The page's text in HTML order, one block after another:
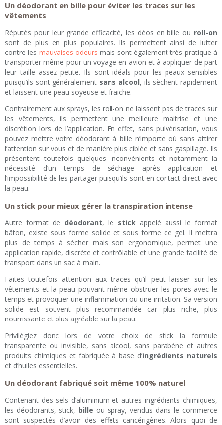
Un déodorant en bille pour éviter les traces sur les
vêtements
Réputés pour leur grande efficacité, les déos en bille ou roll-on
sont de plus en plus populaires. Ils permettent ainsi de lutter
contre les mauvaises odeurs mais sont également très pratique à
transporter même pour un voyage en avion et à appliquer de part
leur taille assez petite. Ils sont idéals pour les peaux sensibles
puisqu’ils sont généralement sans alcool, ils sèchent rapidement
et laissent une peau soyeuse et fraiche.
Contrairement aux sprays, les roll-on ne laissent pas de traces sur
les vêtements, ils permettent une meilleure maitrise et une
discrétion lors de l’application. En effet, sans pulvérisation, vous
pouvez mettre votre déodorant à bille n’importe où sans attirer
l’attention sur vous et de manière plus ciblée et sans gaspillage. Ils
présentent toutefois quelques inconvénients et notamment la
nécessité d’un temps de séchage après application et
l’impossibilité de les partager puisqu’ils sont en contact direct avec
la peau.
Un stick pour mieux gérer la transpiration intense
Autre format de déodorant, le stickappelé aussi le format
bâton, existe sous forme solide et sous forme de gel. Il mettra
plus de temps à sécher mais son ergonomique, permet une
application rapide, discrète et contrôlable et une grande facilité de
transport dans un sac à main.
Faites toutefois attention aux traces qu’il peut laisser sur les
vêtements et la peau pouvant même obstruer les pores avec le
temps et provoquer une inflammation ou une irritation. Sa version
solide est souvent plus recommandée car plus riche, plus
nourrissante et plus agréable sur la peau.
Privilégiez donc lors de votre choix de stick la formule
transparente ou invisible, sans alcool, sans parabène et autres
produits chimiques et fabriquée à base d’ingrédients naturels
et d’huiles essentielles.
Un déodorant fabriqué soit même 100% naturel
Contenant des sels d’aluminium et autres ingrédients chimiques,
les déodorants, stick, bille ou spray, vendus dans le commerce
sont suspectés d’avoir des effets cancérigènes. Alors quoi de